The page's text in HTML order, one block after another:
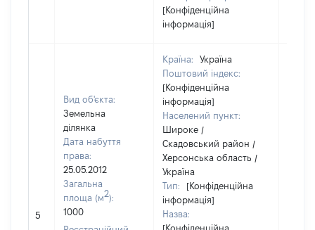
[Конфіденційна
інформація]
5
Вид об'єкта:
Земельна
ділянка
Дата набуття
права:
25.05.2012
Загальна
площа (м2):
1000
Країна:
Україна
Поштовий індекс:
[Конфіденційна
інформація]
Населений пункт:
Широке /
Скадовський район /
Херсонська область /
Україна
Тип:
[Конфіденційна
інформація]
Назва:
[Конфіденційна